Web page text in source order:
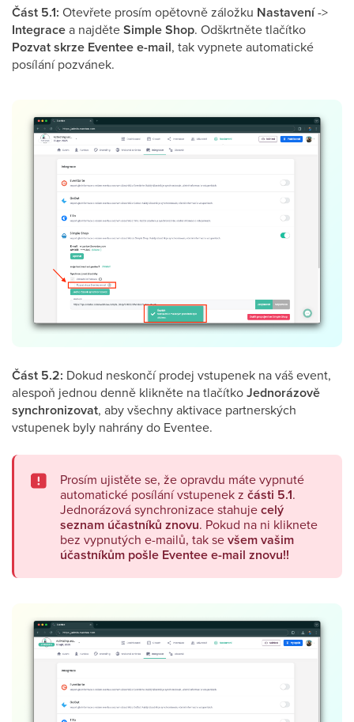
Část 5.1: Otevřete prosím opětovně záložku Nastavení->
Integracea najděteSimple Shop. Odškrtněte tlačítko
Pozvat skrze Eventee e-mail, tak vypnete automatické
posílání pozvánek.
Část 5.2: Dokud neskončí prodej vstupenek na váš event,
alespoň jednou denně klikněte na tlačítkoJednorázově
synchronizovat, aby všechny aktivace partnerských
vstupenek byly nahrány do Eventee.
Prosím ujistěte se, že opravdu máte vypnuté
automatické posílání vstupenek z části 5.1.
Jednorázová synchronizace stahujecelý
seznam účastníků znovu. Pokud na ni kliknete
bez vypnutých e-mailů, tak sevšemvašim
účastníkům pošle Eventee e-mail znovu!!